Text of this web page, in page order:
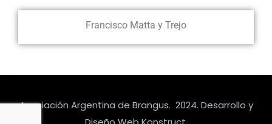
Francisco Matta y Trejo
Asociación Argentina de Brangus. 2024. Desarrollo y